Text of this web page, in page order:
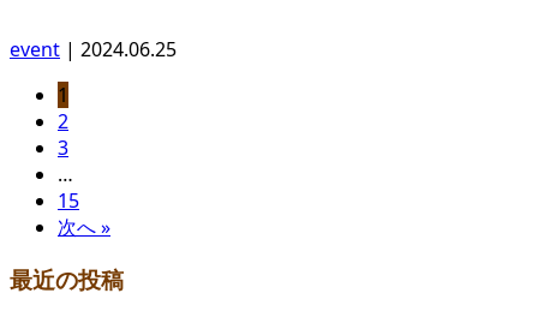
event | 2024.06.25
1
2
3
…
15
次へ »
最近の投稿